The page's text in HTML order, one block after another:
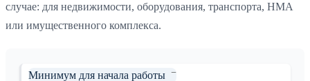
случае: для недвижимости, оборудования, транспорта, НМА
или имущественного комплекса.
Минимум для начала работы